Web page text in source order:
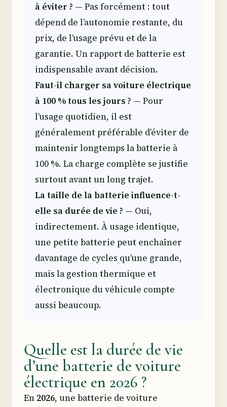
à éviter ? — Pas forcément : tout
dépend de l’autonomie restante, du
prix, de l’usage prévu et de la
garantie. Un rapport de batterie est
indispensable avant décision.
Faut-il charger sa voiture électrique
à 100 % tous les jours ? — Pour
l’usage quotidien, il est
généralement préférable d’éviter de
maintenir longtemps la batterie à
100 %. La charge complète se justifie
surtout avant un long trajet.
La taille de la batterie influence-t-
elle sa durée de vie ? — Oui,
indirectement. À usage identique,
une petite batterie peut enchaîner
davantage de cycles qu’une grande,
mais la gestion thermique et
électronique du véhicule compte
aussi beaucoup.
Quelle est la durée de vie
d’une batterie de voiture
électrique en 2026 ?
En 2026, une batterie de voiture